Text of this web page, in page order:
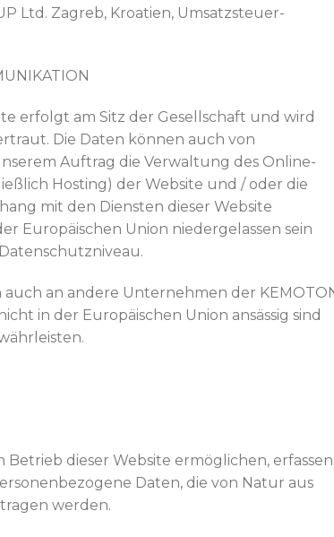
Ltd. Zagreb, Kroatien, Umsatzsteuer-
erfolgt am Sitz der Gesellschaft und wird
Die Daten können auch von
Auftrag die Verwaltung des Online-
Hosting) der Website und / oder die
mit den Diensten dieser Website
Europäischen Union niedergelassen sein
an andere Unternehmen der
in der Europäischen Union ansässig sind
dieser Website ermöglichen, erfassen
Daten, die von Natur aus
werden.